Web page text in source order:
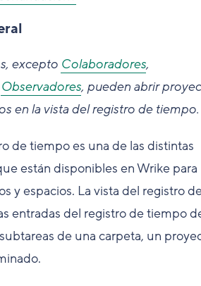
excepto Colaboradores,
Observadores, pueden abrir
en la vista del registro de tiempo.
de tiempo es una de las distintas
están disponibles en Wrike para
y espacios. La vista del registro
entradas del registro de tiempo
de una carpeta, un